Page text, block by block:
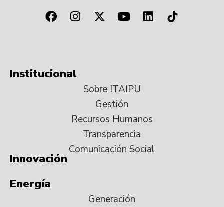
Institucional
Sobre ITAIPU
Gestión
Recursos Humanos
Transparencia
Comunicación Social
Innovación
Energía
Generación